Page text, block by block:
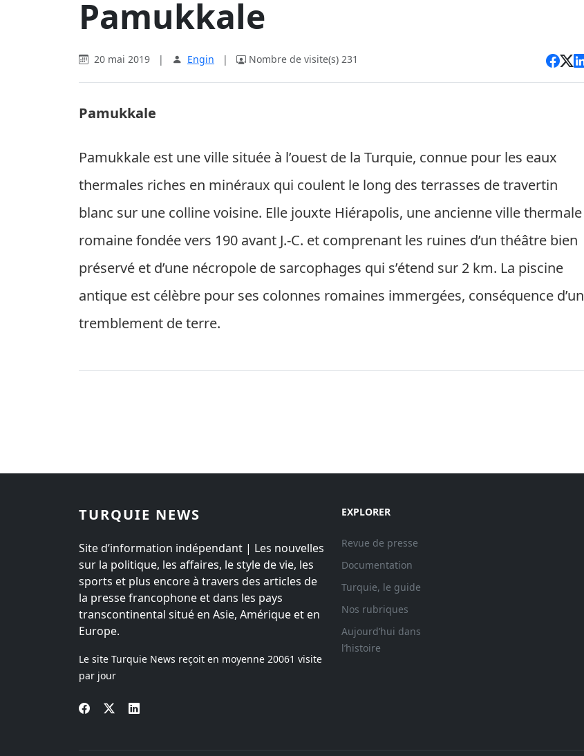
Pamukkale
20 mai 2019 | Engin | Nombre de visite(s) 231
Pamukkale
Pamukkale est une ville située à l’ouest de la Turquie, connue pour les eaux
thermales riches en minéraux qui coulent le long des terrasses de travertin
blanc sur une colline voisine. Elle jouxte Hiérapolis, une ancienne ville thermale
romaine fondée vers 190 avant J.-C. et comprenant les ruines d’un théâtre bien
préservé et d’une nécropole de sarcophages qui s’étend sur 2 km. La piscine
antique est célèbre pour ses colonnes romaines immergées, conséquence d’un
tremblement de terre.
TURQUIE NEWS
Site d’information indépendant | Les nouvelles
sur la politique, les affaires, le style de vie, les
sports et plus encore à travers des articles de
la presse francophone et dans les pays
transcontinental situé en Asie, Amérique et en
Europe.
Le site Turquie News reçoit en moyenne 20061 visite
par jour
EXPLORER
Revue de presse
Documentation
Turquie, le guide
Nos rubriques
Aujourd’hui dans
l’histoire